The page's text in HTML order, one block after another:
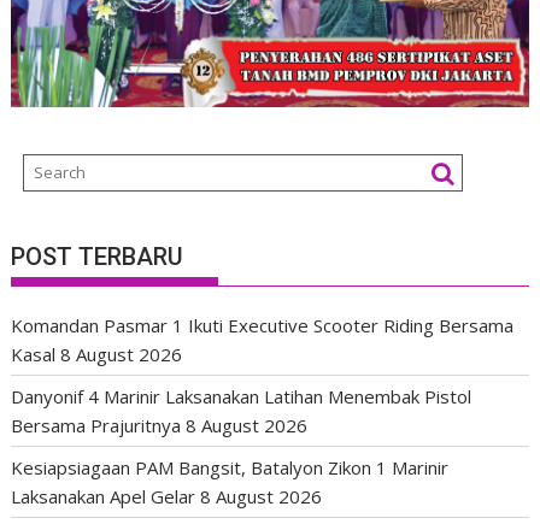
POST TERBARU
Komandan Pasmar 1 Ikuti Executive Scooter Riding Bersama
Kasal 8 August 2026
Danyonif 4 Marinir Laksanakan Latihan Menembak Pistol
Bersama Prajuritnya 8 August 2026
Kesiapsiagaan PAM Bangsit, Batalyon Zikon 1 Marinir
Laksanakan Apel Gelar 8 August 2026